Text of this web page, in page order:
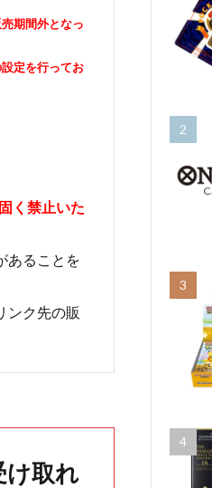
期間外となっ
定を行ってお
く禁止いた
あることを
ンク先の販
け取れ